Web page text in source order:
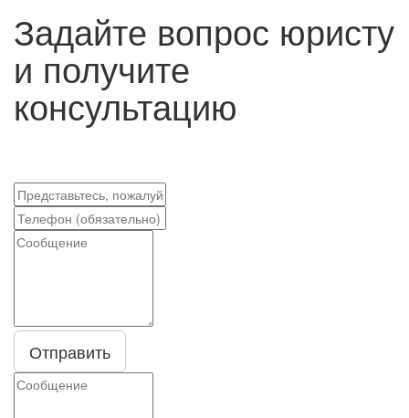
Задайте вопрос юристу
и получите
консультацию
Отправить